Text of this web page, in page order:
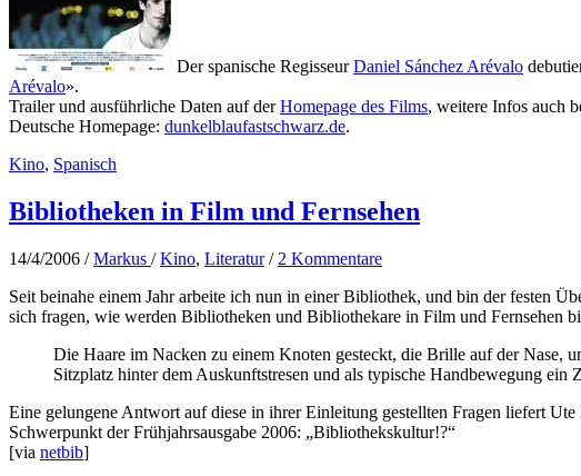
Der spanische RegisseurDaniel Sánchez Arévalo
Arévalo».
Trailer und ausführliche Daten auf derHomepage des Films, weitere Infos auch
Deutsche Homepage: dunkelblaufastschwarz.de.
Kino, Spanisch
Bibliotheken in Film und Fernsehen
14/4/2006 /Markus /Kino, Literatur/ 2 Kommentare
Seit beinahe einem Jahr arbeite ich nun in einer Bibliothek, und bin der festen
sich fragen, wie werden Bibliotheken und Bibliothekare in Film und Fernsehen
Die Haare im Nacken zu einem Knoten gesteckt, die Brille auf der Nase,
Sitzplatz hinter dem Auskunftstresen und als typische Handbewegung
Eine gelungene Antwort auf diese in ihrer Einleitung gestellten Fragen liefert
Schwerpunkt der Frühjahrsausgabe 2006: „Bibliothekskultur!?“
[via netbib]